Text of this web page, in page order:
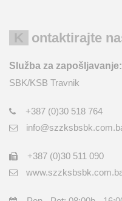
Kontaktirajte
Služba za zapošljavanje:
SBK/KSB Travnik
+387 (0)30 518 764
+387 (0)30 511 090